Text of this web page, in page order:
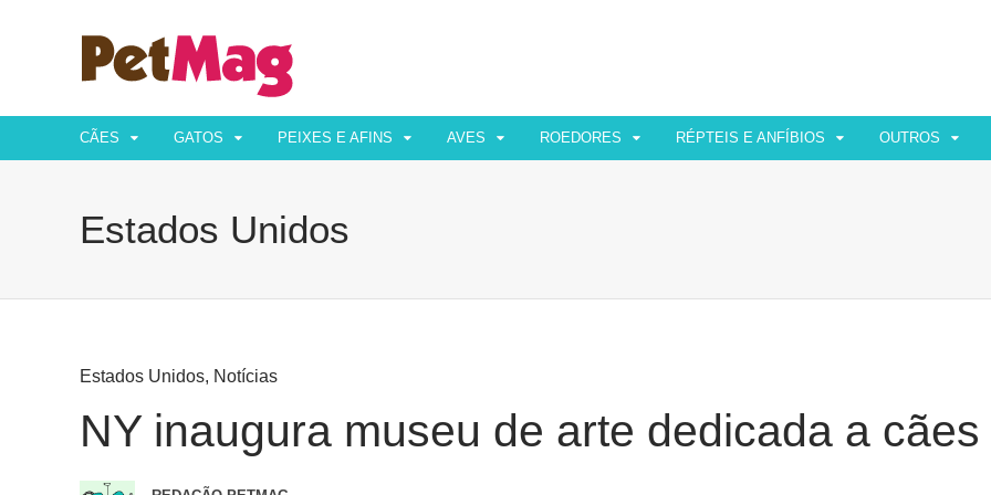
CÃES GATOS PEIXES E AFINS AVES ROEDORES RÉPTEIS E ANFÍBIOS OUTROS
Estados Unidos
Estados Unidos, Notícias
NY inaugura museu de arte dedicada a cães